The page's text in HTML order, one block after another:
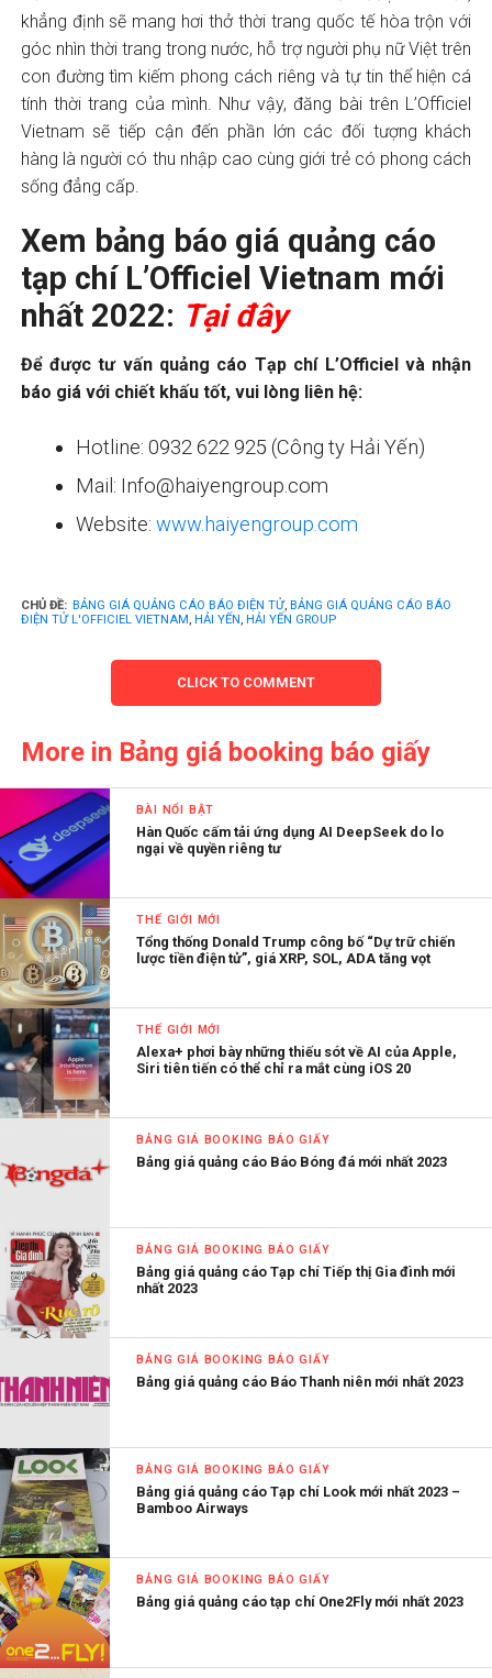
khẳng định sẽ mang hơi thở thời trang quốc tế hòa trộn với
góc nhìn thời trang trong nước, hỗ trợ người phụ nữ Việt trên
con đường tìm kiếm phong cách riêng và tự tin thể hiện cá
tính thời trang của mình. Như vậy, đăng bài trên L’Officiel
Vietnam sẽ tiếp cận đến phần lớn các đối tượng khách
hàng là người có thu nhập cao cùng giới trẻ có phong cách
sống đẳng cấp.
Xem bảng báo giá quảng cáo
tạp chí L’Officiel Vietnam mới
nhất 2022: Tại đây
Để được tư vấn quảng cáo Tạp chí L’Officiel và nhận
báo giá với chiết khấu tốt, vui lòng liên hệ:
Hotline: 0932 622 925 (Công ty Hải Yến)
Mail: Info@haiyengroup.com
Website: www.haiyengroup.com
CHỦ ĐỀ: BẢNG GIÁ QUẢNG CÁO BÁO ĐIỆN TỬ, BẢNG GIÁ QUẢNG CÁO BÁO
ĐIỆN TỬ L'OFFICIEL VIETNAM, HẢI YẾN, HẢI YẾN GROUP
CLICK TO COMMENT
More in Bảng giá booking báo giấy
BÀI NỔI BẬT
Hàn Quốc cấm tải ứng dụng AI DeepSeek do lo
ngại về quyền riêng tư
THẾ GIỚI MỚI
Tổng thống Donald Trump công bố “Dự trữ chiến
lược tiền điện tử”, giá XRP, SOL, ADA tăng vọt
THẾ GIỚI MỚI
Alexa+ phơi bày những thiếu sót về AI của Apple,
Siri tiên tiến có thể chỉ ra mắt cùng iOS 20
BẢNG GIÁ BOOKING BÁO GIẤY
Bảng giá quảng cáo Báo Bóng đá mới nhất 2023
BẢNG GIÁ BOOKING BÁO GIẤY
Bảng giá quảng cáo Tạp chí Tiếp thị Gia đình mới
nhất 2023
BẢNG GIÁ BOOKING BÁO GIẤY
Bảng giá quảng cáo Báo Thanh niên mới nhất 2023
BẢNG GIÁ BOOKING BÁO GIẤY
Bảng giá quảng cáo Tạp chí Look mới nhất 2023 –
Bamboo Airways
BẢNG GIÁ BOOKING BÁO GIẤY
Bảng giá quảng cáo tạp chí One2Fly mới nhất 2023